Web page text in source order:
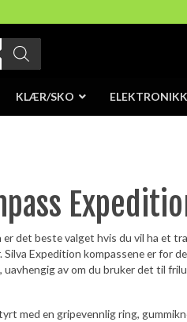
KLÆR/SKO ELEKTRONIKK
det beste valget hvis du vil ha et
Silva Expedition kompassene er for
uavhengig av om du bruker det til
med en gripevennlig ring,